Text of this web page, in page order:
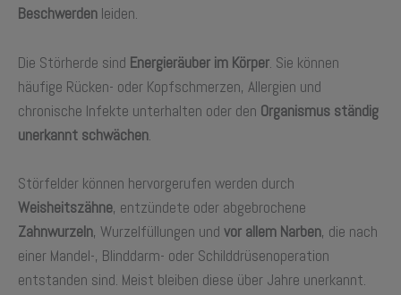
Beschwerden leiden.
Die Störherde sind Energieräuber im Körper. Sie können
häufige Rücken- oder Kopfschmerzen, Allergien und
chronische Infekte unterhalten oder den Organismus ständig
unerkannt schwächen.
Störfelder können hervorgerufen werden durch
Weisheitszähne, entzündete oder abgebrochene
Zahnwurzeln, Wurzelfüllungen und vor allem Narben, die nach
einer Mandel-, Blinddarm- oder Schilddrüsenoperation
entstanden sind. Meist bleiben diese über Jahre unerkannt.